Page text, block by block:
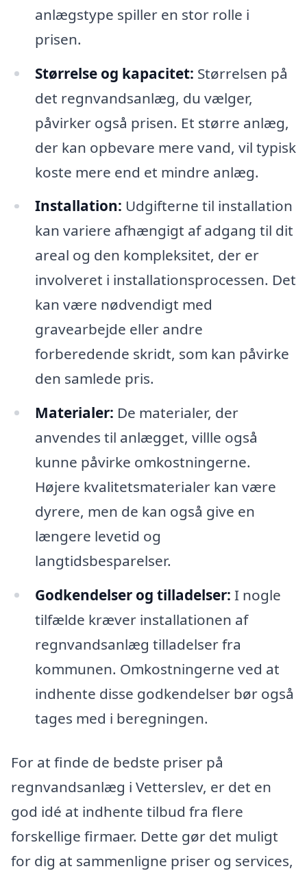
anlægstype spiller en stor rolle i
prisen.
Størrelse og kapacitet: Størrelsen på
det regnvandsanlæg, du vælger,
påvirker også prisen. Et større anlæg,
der kan opbevare mere vand, vil typisk
koste mere end et mindre anlæg.
Installation: Udgifterne til installation
kan variere afhængigt af adgang til dit
areal og den kompleksitet, der er
involveret i installationsprocessen. Det
kan være nødvendigt med
gravearbejde eller andre
forberedende skridt, som kan påvirke
den samlede pris.
Materialer: De materialer, der
anvendes til anlægget, villle også
kunne påvirke omkostningerne.
Højere kvalitetsmaterialer kan være
dyrere, men de kan også give en
længere levetid og
langtidsbesparelser.
Godkendelser og tilladelser: I nogle
tilfælde kræver installationen af
regnvandsanlæg tilladelser fra
kommunen. Omkostningerne ved at
indhente disse godkendelser bør også
tages med i beregningen.
For at finde de bedste priser på
regnvandsanlæg i Vetterslev, er det en
god idé at indhente tilbud fra flere
forskellige firmaer. Dette gør det muligt
for dig at sammenligne priser og services,